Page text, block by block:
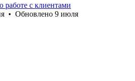
с клиентами
• Обновлено 9 июля